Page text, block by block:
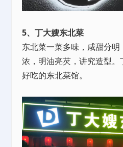
5、丁大嫂东北菜
东北菜一菜多味，咸甜分
浓，明油亮芡，讲究造型
好吃的东北菜馆。